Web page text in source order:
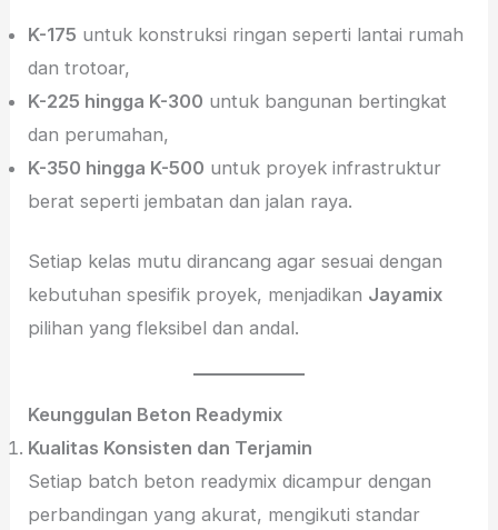
K-175 untuk konstruksi ringan seperti lantai rumah
dan trotoar,
K-225 hingga K-300 untuk bangunan bertingkat
dan perumahan,
K-350 hingga K-500 untuk proyek infrastruktur
berat seperti jembatan dan jalan raya.
Setiap kelas mutu dirancang agar sesuai dengan
kebutuhan spesifik proyek, menjadikan Jayamix
pilihan yang fleksibel dan andal.
Keunggulan Beton Readymix
Kualitas Konsisten dan Terjamin
Setiap batch beton readymix dicampur dengan
perbandingan yang akurat, mengikuti standar